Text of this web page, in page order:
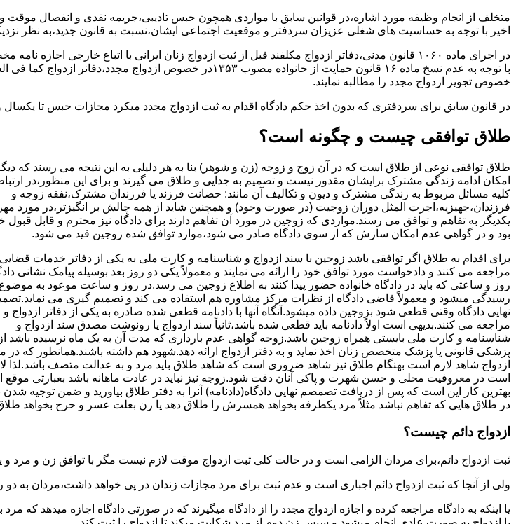
متخلف از انجام وظیفه مورد اشاره،در قوانین سابق با مواردی همچون حبس تادیبی،جریمه نقدی و انفصال
اخیر با توجه به حساسیت های شغلی عزیزان سردفتر و موقعیت اجتماعی ایشان،نسبت به قانون جدید،به نظر
در اجرای ماده ۱۰۶۰ قانون مدنی،دفاتر ازدواج مکلفند قبل از ثبت ازدواج زنان ایرانی با اتباع خارجی اجازه نامه مخصوص دولت ( وزارت کشور ) را اخذ نمایند.
با توجه به عدم نسخ ماده ۱۶ قانون حمایت از خانواده مصوب ۱۳۵۳در
خصوص تجویز ازدواج مجدد را مطالبه نمایند.
در قانون سابق برای سردفتری که بدون اخذ حکم دادگاه اقدام به ثبت ازدواج مجدد میکرد مجازات حبس تا
طلاق توافقی چیست و چگونه است؟
طلاق توافقی نوعی از طلاق است که در آن زوج و زوجه (زن و شوهر) بنا به هر دلیلی به این نتیجه می رسند که
امکان ادامه زندگی مشترک برایشان مقدور نیست و تصمیم به جدایی و طلاق می گیرند و برای این منظور،در
کلیه مسائل مربوط به زندگی مشترک و دیون و تکالیف آن مانند: حضانت فرزند یا فرزندان مشترک،نفقه زوجه و
فرزندان،جهیزیه،اجرت المثل دوران زوجیت (در صورت وجود) و همچنین شاید از همه چالش بر انگیزتر،در مورد
یکدیگر به تفاهم و توافق می رسند.مواردی که زوجین در مورد آن تفاهم دارند برای دادگاه نیز محترم و قابل قبول
بود و در گواهی عدم امکان سازش که از سوی دادگاه صادر می شود،موارد توافق شده زوجین قید می شود.
برای اقدام به طلاق اگر توافقی باشد زوجین با سند ازدواج و شناسنامه و کارت ملی به یکی از دفاتر خدمات قضایی
مراجعه می کنند و دادخواست مورد توافق خود را ارائه می نمایند و معمولاً یکی دو روز بعد بوسیله پیامک نشانی
روز و ساعتی که باید در دادگاه خانواده حضور پیدا کنند به اطلاع زوجین می رسد.در روز و ساعت موعود به موضوع
رسیدگی میشود و معمولاً قاضی دادگاه از نظرات مرکز مشاوره هم استفاده می کند و تصمیم گیری می
نهایی دادگاه وقتی قطعی شود بزوجین داده میشود.آنگاه آنها با دادنامه قطعی شده صادره به یکی از دفاتر ازدواج
مراجعه می کنند.بدیهی است اولاً دادنامه باید قطعی شده باشد،ثانیاً سند ازدواج یا رونوشت مصدق سند ازدواج و
شناسنامه و کارت ملی بایستی همراه زوجین باشد.زوجه گواهی عدم بارداری که مدت آن به یک ماه نرسیده باشد از
پزشکی قانونی یا پزشک متخصص زنان اخذ نماید و به دفتر ازدواج ارائه دهد.شهود هم داشته باشند.همانطور که در
ازدواج شاهد لازم است بهنگام طلاق نیز شاهد ضروری است که شاهد طلاق باید مرد و به عدالت متصف باشد.لذا
است در معروفیت محلی و حسن شهرت و پاکی آنان دقت شود.زوجه نیز نباید در عادت ماهانه باشد بعبارتی موقع
بهترین کار این است که پس از دریافت تصمصم نهایی دادگاه(دادنامه) آنرا به دفتر طلاق بیاورید و ضمن توجیه
در طلاق هایی که تفاهم نباشد مثلاً مرد یکطرفه بخواهد همسرش را طلاق دهد یا زن بعلت عسر و حرج بخواهد
ازدواج دائم چیست؟
ثبت ازدواج دائم،برای مردان الزامی است و در حالت کلی ثبت ازدواج موقت لازم نیست مگر با توافق زن و مرد و
ولی از آنجا که ثبت ازدواج دائم اجباری است و عدم ثبت برای مرد مجازات زندان در پی خواهد داشت،مردان به دو
یا اینکه به دادگاه مراجعه کرده و اجازه ازدواج مجدد را از دادگاه میگیرند که در صورتی دادگاه اجازه میدهد که مرد